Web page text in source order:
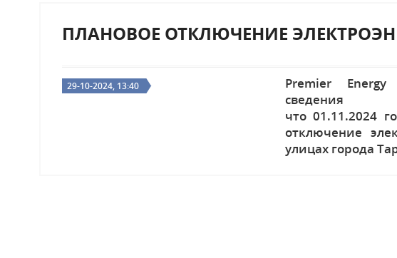
ПЛАНОВОЕ ОТКЛЮЧЕНИЕ
29-10-2024, 13:40
Premier
что 01.11.2024
отключение
улицах города